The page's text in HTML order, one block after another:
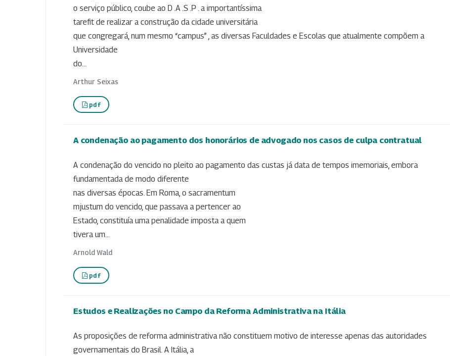
o serviço público, coube ao D .A .S .P . a importantíssima
tarefit de realizar a construção da cidade universitária
que congregará, num mesmo “campus” , as diversas Faculdades e Escolas que atualmente compõem a
Universidade
do...
Arthur Seixas
pdf
A condenação ao pagamento dos honorários de advogado nos casos de culpa contratual
A condenação do vencido no pleito ao pagamento das custas já data de tempos imemoriais, embora
fundamentada de modo diferente
nas diversas épocas. Em Roma, o sacramentum
mjustum do vencido, que passava a pertencer ao
Estado, constituía uma penalidade imposta a quem
tivera um...
Arnold Wald
pdf
Estudos e Realizações no Campo da Reforma Administrativa na Itália
As proposições de reforma administrativa não constituem motivo de interesse apenas das autoridades
governamentais do Brasil. A Itália, a